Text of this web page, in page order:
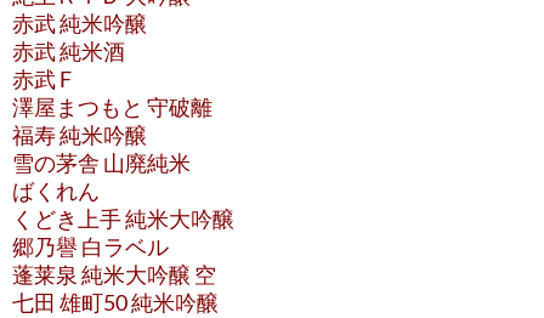
赤武 純米吟醸
赤武 純米酒
赤武 F
澤屋まつもと 守破離
福寿 純米吟醸
雪の茅舎 山廃純米
ばくれん
くどき上手 純米大吟醸
郷乃譽 白ラベル
蓬莱泉 純米大吟醸 空
七田 雄町50 純米吟醸